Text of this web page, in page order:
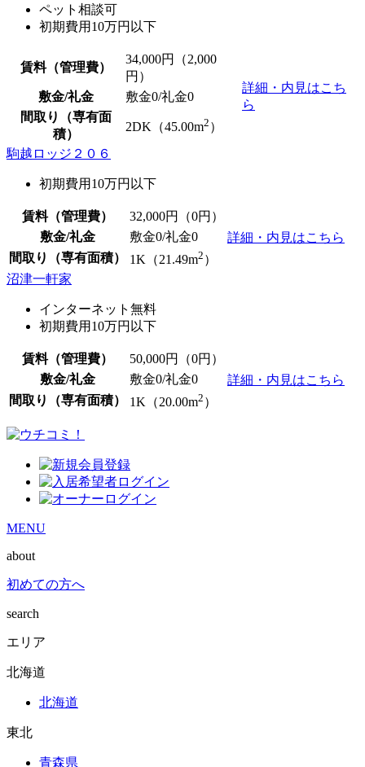
ペット相談可
初期費用10万円以下
賃料（管理費）
34,000円（2,000
円）
詳細・内見はこち
ら
敷金/礼金 敷金0/礼金0
間取り（専有面
積）
2DK（45.00m2 ）
駒越ロッジ２０６
初期費用10万円以下
賃料（管理費） 32,000円（0円）
詳細・内見はこちら
敷金/礼金 敷金0/礼金0
間取り（専有面積）
1K（21.49m2 ）
沼津一軒家
インターネット無料
初期費用10万円以下
賃料（管理費） 50,000円（0円）
詳細・内見はこちら
敷金/礼金 敷金0/礼金0
間取り（専有面積）
1K（20.00m2 ）
MENU
about
初めての方へ
search
エリア
北海道
北海道
東北
青森県